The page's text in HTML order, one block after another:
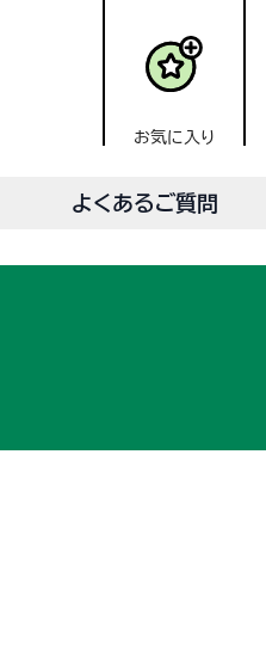
お気に入り
よくあるご質問